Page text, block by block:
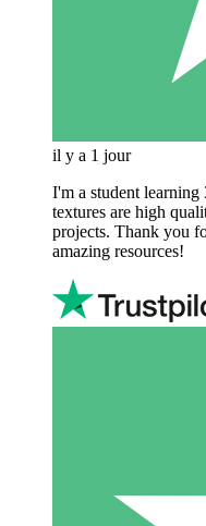
il y a 1 jour
I'm a student
textures are high
projects. Thank you
amazing resources!